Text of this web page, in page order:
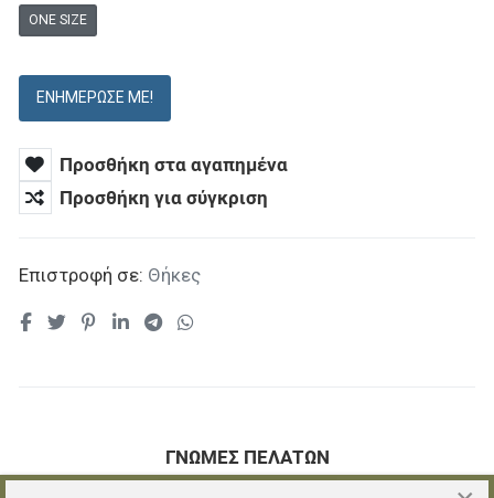
ONE SIZE
ΕΝΗΜΈΡΩΣΕ ΜΕ!
Προσθήκη στα αγαπημένα
Προσθήκη για σύγκριση
Επιστροφή σε: Θήκες
ΓΝΏΜΕΣ ΠΕΛΑΤΏΝ